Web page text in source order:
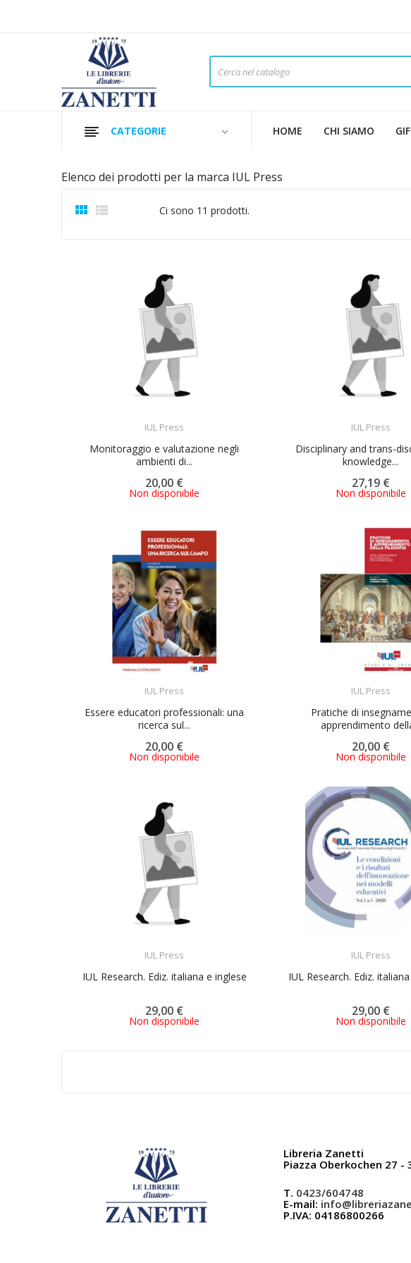
CATEGORIE HOME CHI SIAMO
Elenco dei prodotti per la marca IUL Press
  Ci sono 11 prodotti.
IUL Press
Monitoraggio e valutazione negli
ambienti di...
20,00 €
Non disponibile
IUL Press
Disciplinary and trans-
knowledge...
27,19 €
Non disponibile
IUL Press
Essere educatori professionali: una
ricerca sul...
20,00 €
Non disponibile
IUL Press
Pratiche di
apprendimento
20,00 €
Non disponibile
IUL Press
IUL Research. Ediz. italiana e inglese
29,00 €
Non disponibile
IUL Press
IUL Research. Ediz.
29,00 €
Non disponibile
Libreria Zanetti
Piazza Oberkochen 27 -
T. 0423/604748
E-mail:
P.IVA: 04186800266